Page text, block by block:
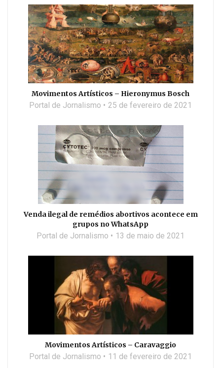
Movimentos Artísticos – Hieronymus Bosch
Portal de Jornalismo 25 de fevereiro de 2021
Venda ilegal de remédios abortivos acontece em
grupos no WhatsApp
Portal de Jornalismo 13 de maio de 2021
Movimentos Artísticos – Caravaggio
Portal de Jornalismo 11 de fevereiro de 2021